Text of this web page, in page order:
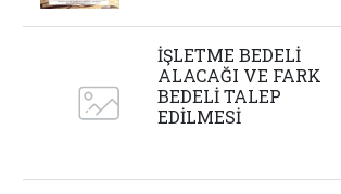
İŞLETME BEDELİ
ALACAĞI VE FARK
BEDELİ TALEP
EDİLMESİ